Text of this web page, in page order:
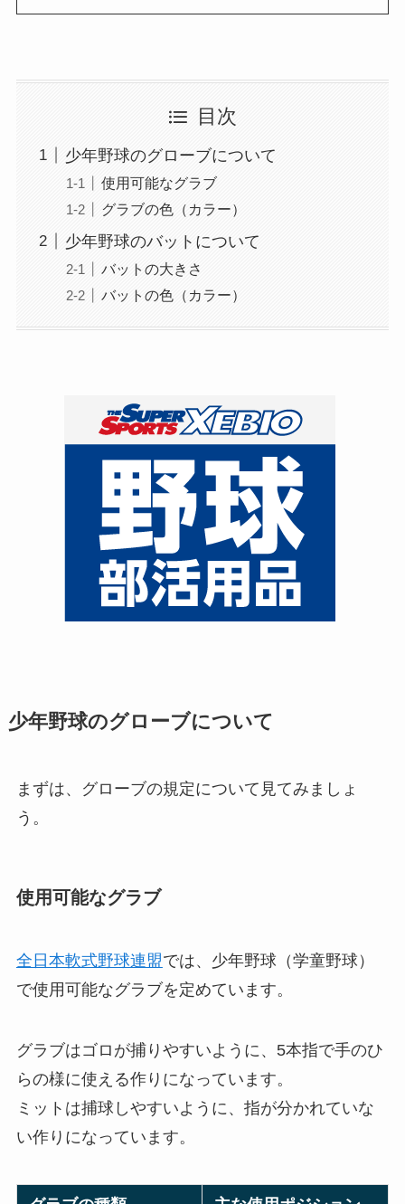
目次
少年野球のグローブについて
使用可能なグラブ
グラブの色（カラー）
少年野球のバットについて
バットの大きさ
バットの色（カラー）
少年野球のグローブについて
まずは、グローブの規定について見てみましょ
う。
使用可能なグラブ
全日本軟式野球連盟では、少年野球（学童野球）
で使用可能なグラブを定めています。
グラブはゴロが捕りやすいように、5本指で手のひ
らの様に使える作りになっています。
ミットは捕球しやすいように、指が分かれていな
い作りになっています。